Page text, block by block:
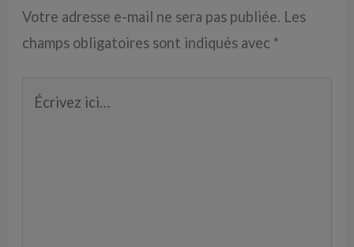
Votre adresse e-mail ne sera pas publiée. Les
champs obligatoires sont indiqués avec *
Écrivez